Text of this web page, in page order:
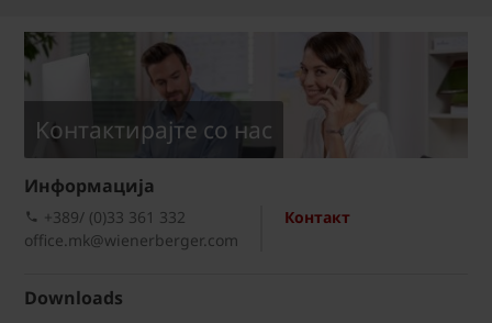
Kонтактирајте со нас
Информациja
Контакт
+389/ (0)33 361 332
office.mk@wienerberger.com
Downloads